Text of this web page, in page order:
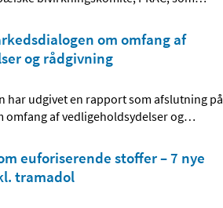
om omfang af
og rådgivning
har udgivet en rapport som afslutning på
omfang af vedligeholdsydelser og…
euforiserende stoffer – 7 nye
tramadol